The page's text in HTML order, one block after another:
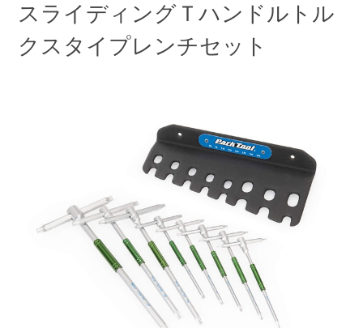
スライディングＴハンドルトル
クスタイプレンチセット